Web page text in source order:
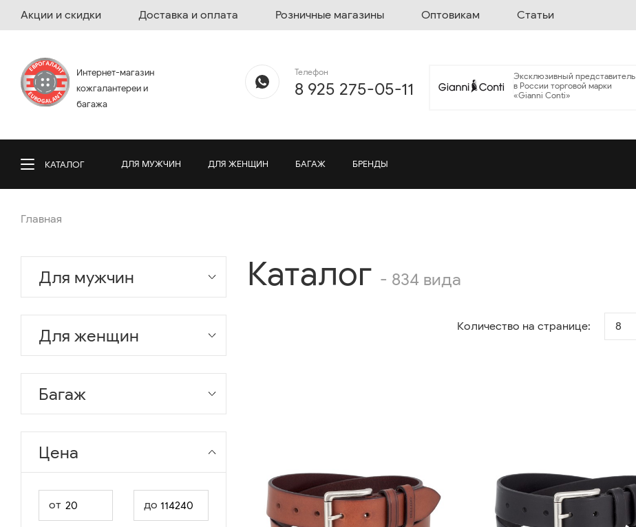
Акции и скидки Доставка и оплата Розничные магазины Оптовикам Статьи
Интернет-магазин
кожгалантереи и
багажа
Телефон
8 925 275-05-11
Эксклюзивный представитель
в России торговой марки
«Gianni Conti»
КАТАЛОГ ДЛЯ МУЖЧИН ДЛЯ ЖЕНЩИН БАГАЖ БРЕНДЫ
Главная
Для мужчин
Для женщин
Багаж
Цена
от до
Каталог - 834 вида
Количество на странице: 8